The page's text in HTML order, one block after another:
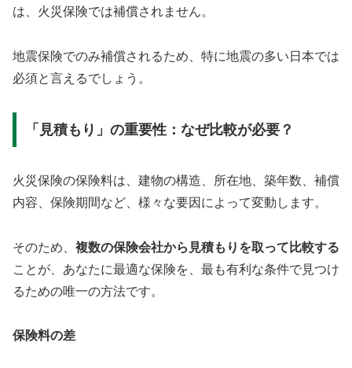
は、火災保険では補償されません。
地震保険でのみ補償されるため、特に地震の多い日本では
必須と言えるでしょう。
「見積もり」の重要性：なぜ比較が必要？
火災保険の保険料は、建物の構造、所在地、築年数、補償
内容、保険期間など、様々な要因によって変動します。
そのため、 複数の保険会社から見積もりを取って比較する
ことが、あなたに最適な保険を、最も有利な条件で見つけ
るための唯一の方法です。
保険料の差